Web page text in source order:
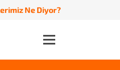
Ne Diyor?